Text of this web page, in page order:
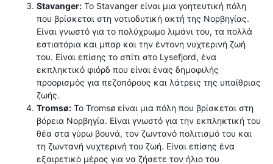
Stavanger: Το Stavanger είναι μια γοητευτική πόλη
που βρίσκεται στη νοτιοδυτική ακτή της Νορβηγίας.
Είναι γνωστό για το πολύχρωμο λιμάνι του, τα πολλά
εστιατόρια και μπαρ και την έντονη νυχτερινή ζωή
του. Είναι επίσης το σπίτι στο Lysefjord, ένα
εκπληκτικό φιόρδ που είναι ένας δημοφιλής
προορισμός για πεζοπόρους και λάτρεις της υπαίθριας
ζωής.
Tromsø: Το Tromsø είναι μια πόλη που βρίσκεται στη
βόρεια Νορβηγία. Είναι γνωστό για την εκπληκτική του
θέα στα γύρω βουνά, τον ζωντανό πολιτισμό του και
τη ζωντανή νυχτερινή του ζωή. Είναι επίσης ένα
εξαιρετικό μέρος για να ζήσετε τον ήλιο του